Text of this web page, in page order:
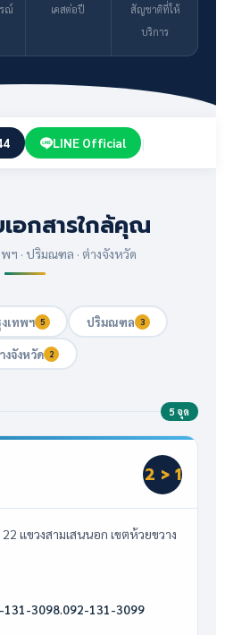
ณ์ เคสต่อปี
สัญชาติที่ให้
บริการ
LINE Official |
อกสารใกล้คุณ
ฯ · ปริมณฑล · ต่างจังหวัด
เทพฯ 5 ปริมณฑล 3
งจังหวัด 2
5 จุด
2 > 1
แขวงสามเสนนอก เขตห้วยขวาง
131-3098·092-131-3099